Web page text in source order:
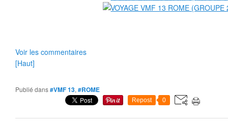
Voir les commentaires
[Haut]
Publié dans#VMF 13, #ROME
Repost 0